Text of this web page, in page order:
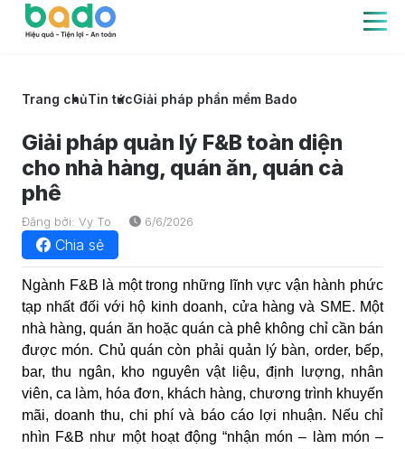
Trang chủTin tứcGiải pháp phần mềm Bado
Giải pháp quản lý F&B toàn diện
cho nhà hàng, quán ăn, quán cà
phê
Đăng bởi: Vy To 6/6/2026
Chia sẻ
Ngành F&B là một trong những lĩnh vực vận hành phức
tạp nhất đối với hộ kinh doanh, cửa hàng và SME. Một
nhà hàng, quán ăn hoặc quán cà phê không chỉ cần bán
được món. Chủ quán còn phải quản lý bàn, order, bếp,
bar, thu ngân, kho nguyên vật liệu, định lượng, nhân
viên, ca làm, hóa đơn, khách hàng, chương trình khuyến
mãi, doanh thu, chi phí và báo cáo lợi nhuận. Nếu chỉ
nhìn F&B như một hoạt động “nhận món – làm món –